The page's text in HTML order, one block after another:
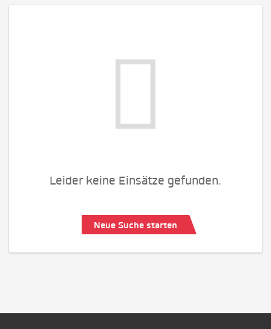
Leider keine Einsätze gefunden.
Neue Suche starten